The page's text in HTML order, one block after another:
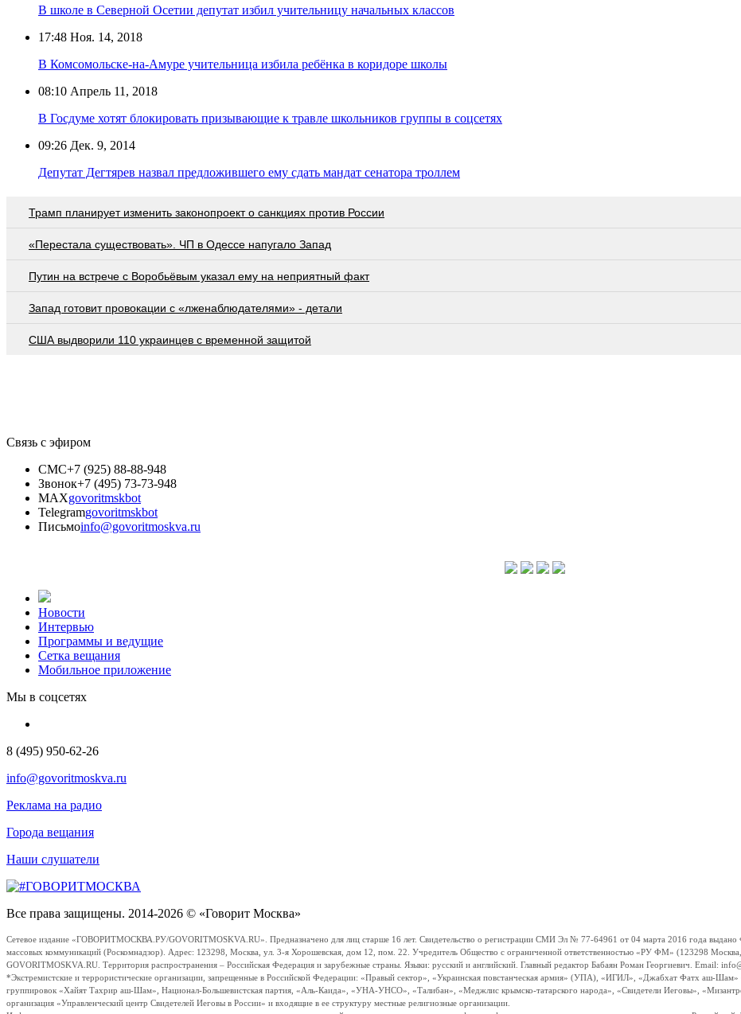
В школе в Северной Осетии депутат избил учительницу начальных классов
17:48 Ноя. 14, 2018
В Комсомольске-на-Амуре учительница избила ребёнка в коридоре школы
08:10 Апрель 11, 2018
В Госдуме хотят блокировать призывающие к травле школьников группы в соцсетях
09:26 Дек. 9, 2014
Депутат Дегтярев назвал предложившего ему сдать мандат сенатора троллем
Трамп планирует изменить законопроект о санкциях против России
«Перестала существовать». ЧП в Одессе напугало Запад
Путин на встрече с Воробьёвым указал ему на неприятный факт
Запад готовит провокации с «лженаблюдателями» - детали
США выдворили 110 украинцев с временной защитой
Связь с эфиром
СМС+7 (925) 88-88-948
Звонок+7 (495) 73-73-948
MAXgovoritmskbot
Telegramgovoritmskbot
Письмоinfo@govoritmoskva.ru
Новости
Интервью
Программы и ведущие
Сетка вещания
Мобильное приложение
Мы в соцсетях
8 (495) 950-62-26
info@govoritmoskva.ru
Реклама на радио
Города вещания
Наши слушатели
Все права защищены. 2014-2026 © «Говорит Москва»
Сетевое издание «ГОВОРИТМОСКВА.РУ/GOVORITMOSKVA.RU». Предназначено для лиц старше 16 лет. Свидетельство о регистрации СМИ Эл № 77-64961 от 04 марта 2016 года выдано
массовых коммуникаций (Роскомнадзор). Адрес: 123298, Москва, ул. 3-я Хорошевская, дом 12, пом. 22. Учредитель Общество с ограниченной ответственностью «РУ ФМ» (123298
GOVORITMOSKVA.RU. Территория распространения – Российская Федерация и зарубежные страны. Языки: русский и английский. Главный редактор Бабаян Роман Георгиевич. Email:
*Экстремистские и террористические организации, запрещенные в Российской Федерации: «Правый сектор», «Украинская повстанческая армия» (УПА), «ИГИЛ», «Джабхат Фатх аш-
группировок «Хайят Тахрир аш-Шам», Национал-Большевистская партия, «Аль-Каида», «УНА-УНСО», «Талибан», «Меджлис крымско-татарского народа», «Свидетели Иеговы»,
организация «Управленческий центр Свидетелей Иеговы в России» и входящие в ее структуру местные религиозные организации.